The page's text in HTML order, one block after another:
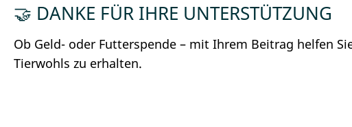
🤝 DANKE FÜR IHRE UNTERSTÜTZUNG
Ob Geld- oder Futterspende – mit Ihrem Beitrag helfen
Tierwohls zu erhalten.